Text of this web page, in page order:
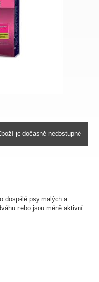
dospělé psy malých a
nebo jsou méně aktivní.
je dočasně nedostupné